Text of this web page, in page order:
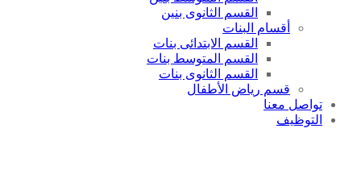
القسم الثانوى بنين
أقسام البنات
القسم الابتدائى بنات
القسم المتوسط بنات
القسم الثانوى بنات
قسم رياض الأطفال
تواصل معنا
التوظيف